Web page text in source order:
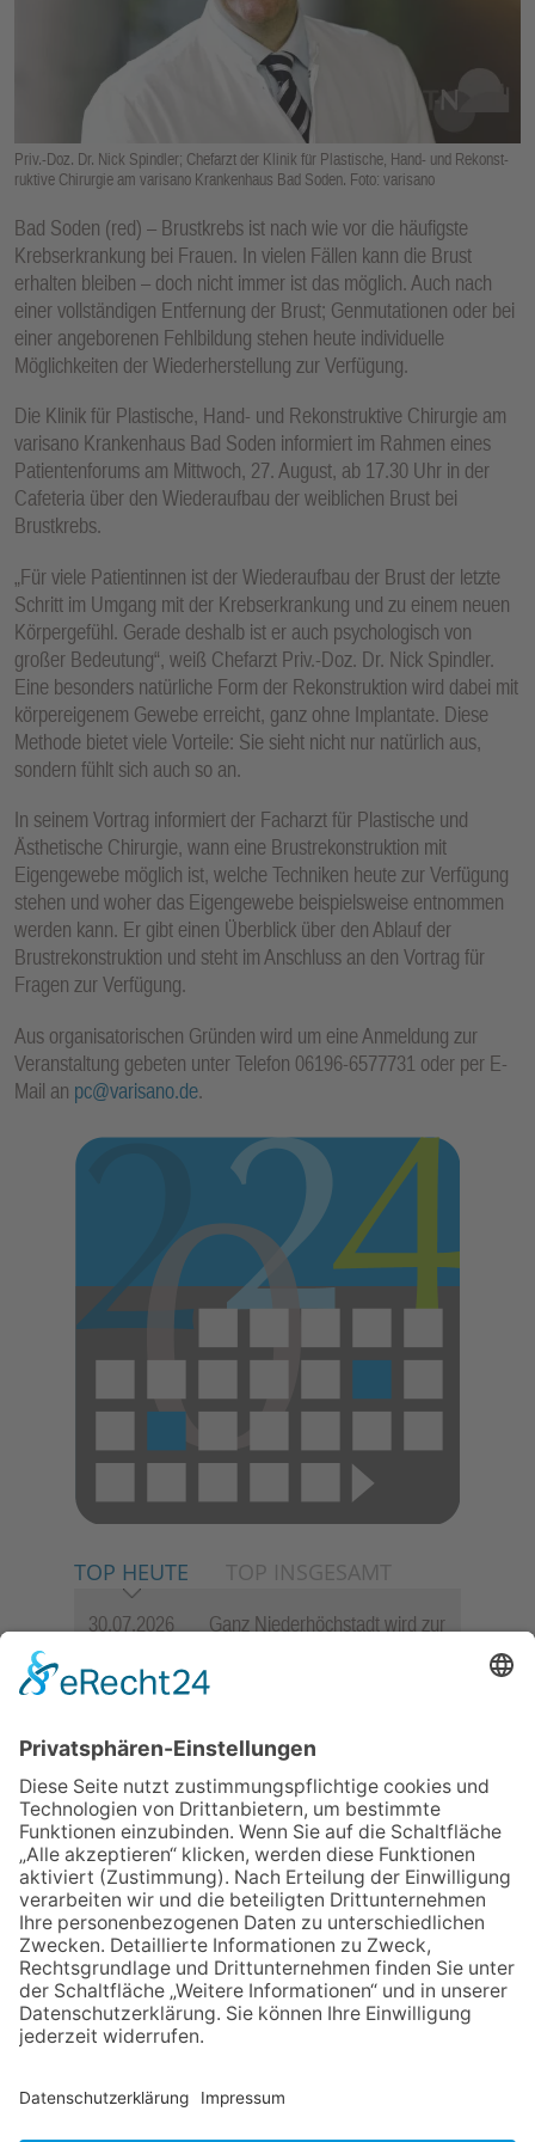
Priv.-Doz. Dr. Nick Spindler; Chefarzt der Klinik für Plastische, Hand- und Rekonst-
ruktive Chirurgie am varisano Krankenhaus Bad Soden. Foto: varisano
Bad Soden (red) – Brustkrebs ist nach wie vor die häufigste
Krebserkrankung bei Frauen. In vielen Fällen kann die Brust
erhalten bleiben – doch nicht immer ist das möglich. Auch nach
einer vollständigen Entfernung der Brust; Genmutationen oder bei
einer angeborenen Fehlbildung stehen heute individuelle
Möglichkeiten der Wiederherstellung zur Verfügung.
Die Klinik für Plastische, Hand- und Rekonstruktive Chirurgie am
varisano Krankenhaus Bad Soden informiert im Rahmen eines
Patientenforums am Mittwoch, 27. August, ab 17.30 Uhr in der
Cafeteria über den Wiederaufbau der weiblichen Brust bei
Brustkrebs.
„Für viele Patientinnen ist der Wiederaufbau der Brust der letzte
Schritt im Umgang mit der Krebserkrankung und zu einem neuen
Körpergefühl. Gerade deshalb ist er auch psychologisch von
großer Bedeutung“, weiß Chefarzt Priv.-Doz. Dr. Nick Spindler.
Eine besonders natürliche Form der Rekonstruktion wird dabei mit
körpereigenem Gewebe erreicht, ganz ohne Implantate. Diese
Methode bietet viele Vorteile: Sie sieht nicht nur natürlich aus,
sondern fühlt sich auch so an.
In seinem Vortrag informiert der Facharzt für Plastische und
Ästhetische Chirurgie, wann eine Brustrekonstruktion mit
Eigengewebe möglich ist, welche Techniken heute zur Verfügung
stehen und woher das Eigengewebe beispielsweise entnommen
werden kann. Er gibt einen Überblick über den Ablauf der
Brustrekonstruktion und steht im Anschluss an den Vortrag für
Fragen zur Verfügung.
Aus organisatorischen Gründen wird um eine Anmeldung zur
Veranstaltung gebeten unter Telefon 06196-6577731 oder per E-
Mail an pc@varisano.de.
TOP HEUTE TOP INSGESAMT
30.07.2026
Ganz Niederhöchstadt wird zur
23.07.2026
Zwischen Fachwerk, Wein und
lädt wieder zum Weinfest ein
präsentiert sein neues
Programm „Changes“
06.08.2026
„die 80er live“ – Die große
Stadiontour kommt nach
Frankfurt
06.08.2026
Hisamoto und Tölke begeistern
mit Werken von Walter
Wachsmuth
E